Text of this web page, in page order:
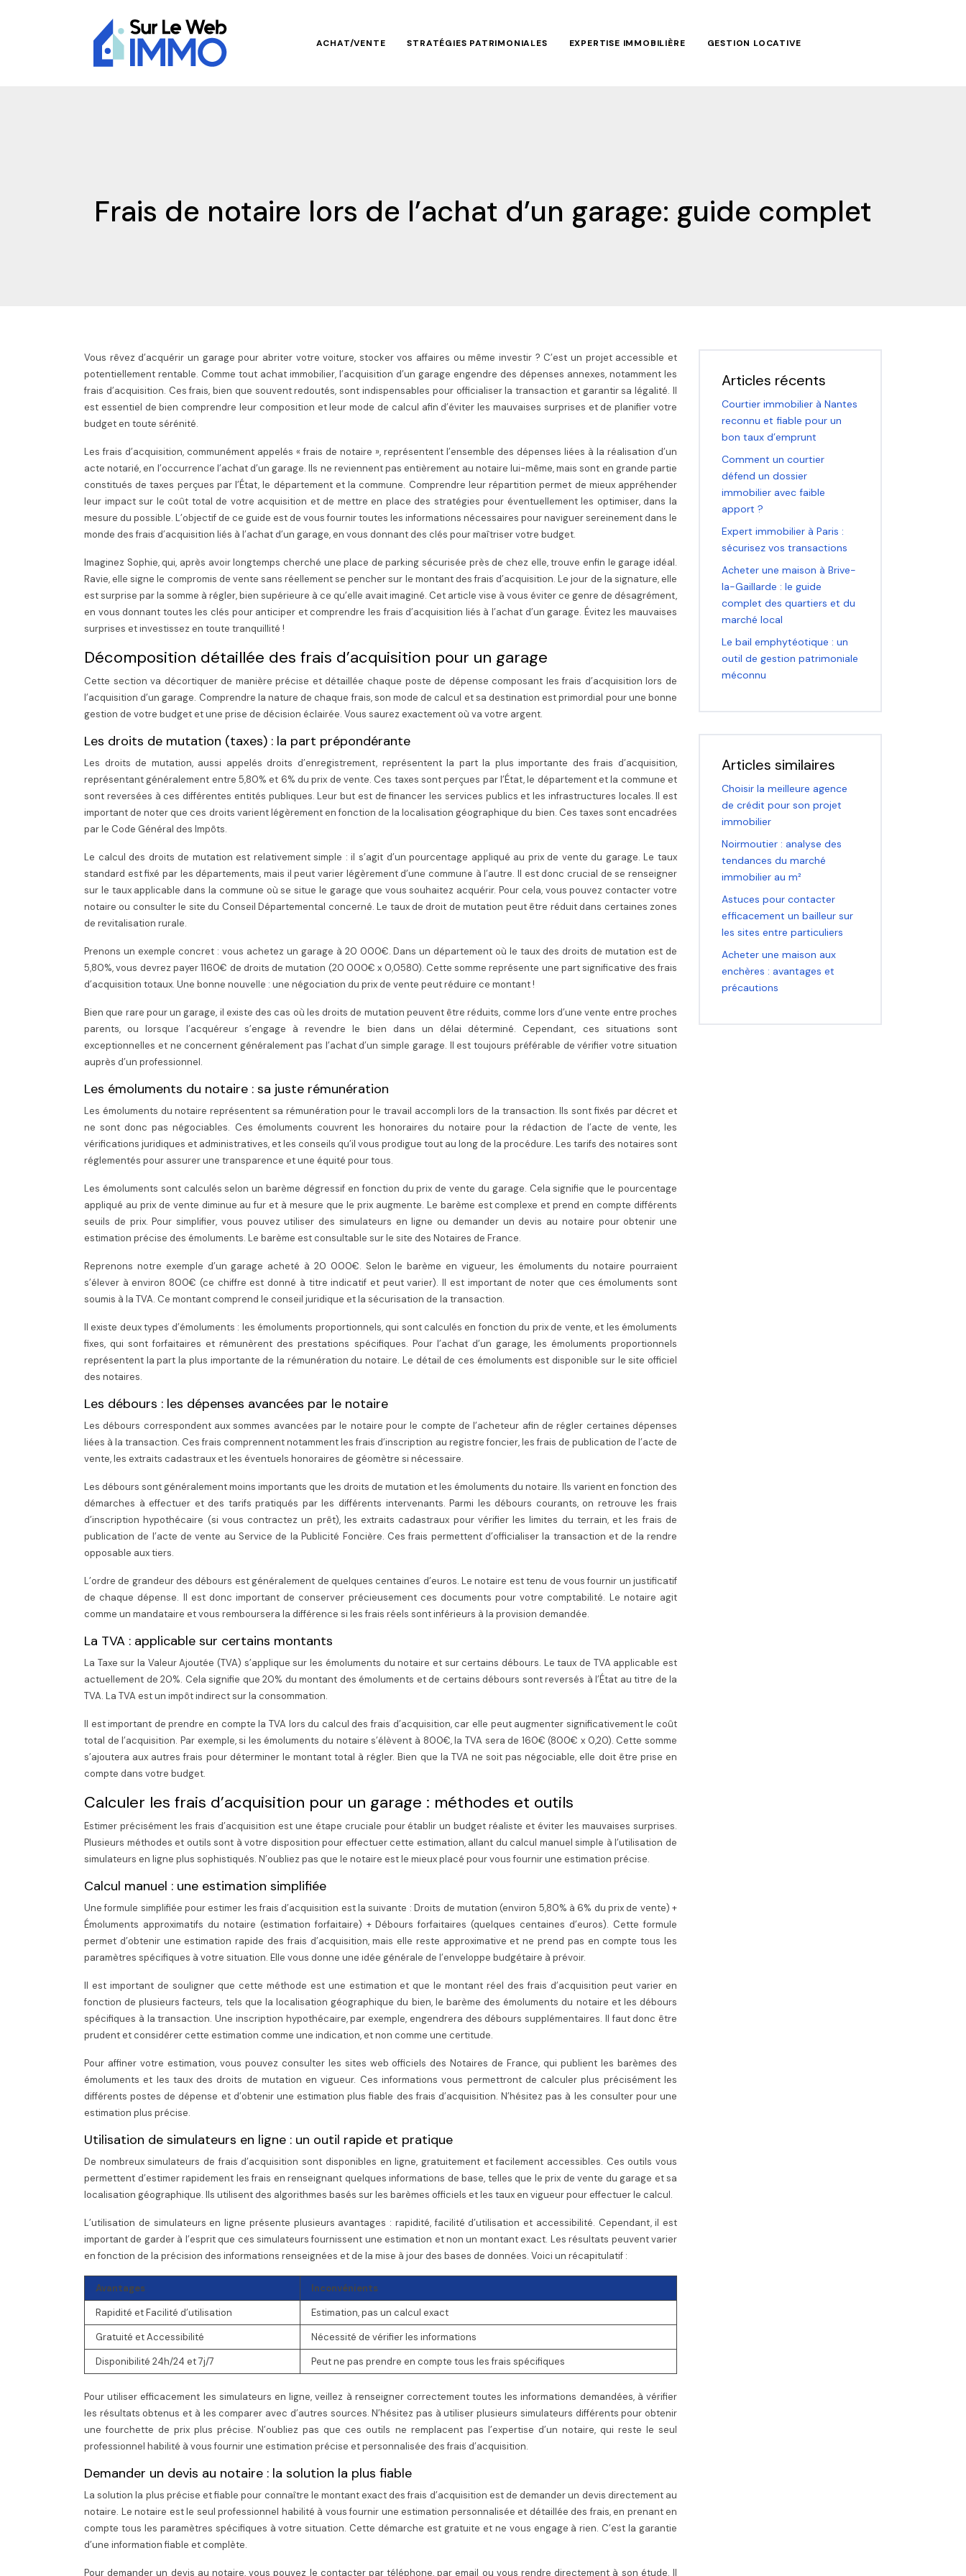
ACHAT/VENTE STRATÉGIES PATRIMONIALES EXPERTISE IMMOBILIÈRE GESTION LOCATIVE
Frais de notaire lors de l’achat d’un garage: guide complet
Vous rêvez d’acquérir un garage pour abriter votre voiture, stocker vos affaires ou même investir ? C’est un projet accessible et
potentiellement rentable. Comme tout achat immobilier, l’acquisition d’un garage engendre des dépenses annexes, notamment les
frais d’acquisition. Ces frais, bien que souvent redoutés, sont indispensables pour officialiser la transaction et garantir sa légalité. Il
est essentiel de bien comprendre leur composition et leur mode de calcul afin d’éviter les mauvaises surprises et de planifier votre
budget en toute sérénité.
Les frais d’acquisition, communément appelés « frais de notaire », représentent l’ensemble des dépenses liées à la réalisation d’un
acte notarié, en l’occurrence l’achat d’un garage. Ils ne reviennent pas entièrement au notaire lui-même, mais sont en grande partie
constitués de taxes perçues par l’État, le département et la commune. Comprendre leur répartition permet de mieux appréhender
leur impact sur le coût total de votre acquisition et de mettre en place des stratégies pour éventuellement les optimiser, dans la
mesure du possible. L’objectif de ce guide est de vous fournir toutes les informations nécessaires pour naviguer sereinement dans le
monde des frais d’acquisition liés à l’achat d’un garage, en vous donnant des clés pour maîtriser votre budget.
Imaginez Sophie, qui, après avoir longtemps cherché une place de parking sécurisée près de chez elle, trouve enfin le garage idéal.
Ravie, elle signe le compromis de vente sans réellement se pencher sur le montant des frais d’acquisition. Le jour de la signature, elle
est surprise par la somme à régler, bien supérieure à ce qu’elle avait imaginé. Cet article vise à vous éviter ce genre de désagrément,
en vous donnant toutes les clés pour anticiper et comprendre les frais d’acquisition liés à l’achat d’un garage. Évitez les mauvaises
surprises et investissez en toute tranquillité !
Décomposition détaillée des frais d’acquisition pour un garage
Cette section va décortiquer de manière précise et détaillée chaque poste de dépense composant les frais d’acquisition lors de
l’acquisition d’un garage. Comprendre la nature de chaque frais, son mode de calcul et sa destination est primordial pour une bonne
gestion de votre budget et une prise de décision éclairée. Vous saurez exactement où va votre argent.
Les droits de mutation (taxes) : la part prépondérante
Les droits de mutation, aussi appelés droits d’enregistrement, représentent la part la plus importante des frais d’acquisition,
représentant généralement entre 5,80% et 6% du prix de vente. Ces taxes sont perçues par l’État, le département et la commune et
sont reversées à ces différentes entités publiques. Leur but est de financer les services publics et les infrastructures locales. Il est
important de noter que ces droits varient légèrement en fonction de la localisation géographique du bien. Ces taxes sont encadrées
par le Code Général des Impôts.
Le calcul des droits de mutation est relativement simple : il s’agit d’un pourcentage appliqué au prix de vente du garage. Le taux
standard est fixé par les départements, mais il peut varier légèrement d’une commune à l’autre. Il est donc crucial de se renseigner
sur le taux applicable dans la commune où se situe le garage que vous souhaitez acquérir. Pour cela, vous pouvez contacter votre
notaire ou consulter le site du Conseil Départemental concerné. Le taux de droit de mutation peut être réduit dans certaines zones
de revitalisation rurale.
Prenons un exemple concret : vous achetez un garage à 20 000€. Dans un département où le taux des droits de mutation est de
5,80%, vous devrez payer 1160€ de droits de mutation (20 000€ x 0,0580). Cette somme représente une part significative des frais
d’acquisition totaux. Une bonne nouvelle : une négociation du prix de vente peut réduire ce montant !
Bien que rare pour un garage, il existe des cas où les droits de mutation peuvent être réduits, comme lors d’une vente entre proches
parents, ou lorsque l’acquéreur s’engage à revendre le bien dans un délai déterminé. Cependant, ces situations sont
exceptionnelles et ne concernent généralement pas l’achat d’un simple garage. Il est toujours préférable de vérifier votre situation
auprès d’un professionnel.
Les émoluments du notaire : sa juste rémunération
Les émoluments du notaire représentent sa rémunération pour le travail accompli lors de la transaction. Ils sont fixés par décret et
ne sont donc pas négociables. Ces émoluments couvrent les honoraires du notaire pour la rédaction de l’acte de vente, les
vérifications juridiques et administratives, et les conseils qu’il vous prodigue tout au long de la procédure. Les tarifs des notaires sont
réglementés pour assurer une transparence et une équité pour tous.
Les émoluments sont calculés selon un barème dégressif en fonction du prix de vente du garage. Cela signifie que le pourcentage
appliqué au prix de vente diminue au fur et à mesure que le prix augmente. Le barème est complexe et prend en compte différents
seuils de prix. Pour simplifier, vous pouvez utiliser des simulateurs en ligne ou demander un devis au notaire pour obtenir une
estimation précise des émoluments. Le barème est consultable sur le site des Notaires de France.
Reprenons notre exemple d’un garage acheté à 20 000€. Selon le barème en vigueur, les émoluments du notaire pourraient
s’élever à environ 800€ (ce chiffre est donné à titre indicatif et peut varier). Il est important de noter que ces émoluments sont
soumis à la TVA. Ce montant comprend le conseil juridique et la sécurisation de la transaction.
Il existe deux types d’émoluments : les émoluments proportionnels, qui sont calculés en fonction du prix de vente, et les émoluments
fixes, qui sont forfaitaires et rémunèrent des prestations spécifiques. Pour l’achat d’un garage, les émoluments proportionnels
représentent la part la plus importante de la rémunération du notaire. Le détail de ces émoluments est disponible sur le site officiel
des notaires.
Les débours : les dépenses avancées par le notaire
Les débours correspondent aux sommes avancées par le notaire pour le compte de l’acheteur afin de régler certaines dépenses
liées à la transaction. Ces frais comprennent notamment les frais d’inscription au registre foncier, les frais de publication de l’acte de
vente, les extraits cadastraux et les éventuels honoraires de géomètre si nécessaire.
Les débours sont généralement moins importants que les droits de mutation et les émoluments du notaire. Ils varient en fonction des
démarches à effectuer et des tarifs pratiqués par les différents intervenants. Parmi les débours courants, on retrouve les frais
d’inscription hypothécaire (si vous contractez un prêt), les extraits cadastraux pour vérifier les limites du terrain, et les frais de
publication de l’acte de vente au Service de la Publicité Foncière. Ces frais permettent d’officialiser la transaction et de la rendre
opposable aux tiers.
L’ordre de grandeur des débours est généralement de quelques centaines d’euros. Le notaire est tenu de vous fournir un justificatif
de chaque dépense. Il est donc important de conserver précieusement ces documents pour votre comptabilité. Le notaire agit
comme un mandataire et vous remboursera la différence si les frais réels sont inférieurs à la provision demandée.
La TVA : applicable sur certains montants
La Taxe sur la Valeur Ajoutée (TVA) s’applique sur les émoluments du notaire et sur certains débours. Le taux de TVA applicable est
actuellement de 20%. Cela signifie que 20% du montant des émoluments et de certains débours sont reversés à l’État au titre de la
TVA. La TVA est un impôt indirect sur la consommation.
Il est important de prendre en compte la TVA lors du calcul des frais d’acquisition, car elle peut augmenter significativement le coût
total de l’acquisition. Par exemple, si les émoluments du notaire s’élèvent à 800€, la TVA sera de 160€ (800€ x 0,20). Cette somme
s’ajoutera aux autres frais pour déterminer le montant total à régler. Bien que la TVA ne soit pas négociable, elle doit être prise en
compte dans votre budget.
Calculer les frais d’acquisition pour un garage : méthodes et outils
Estimer précisément les frais d’acquisition est une étape cruciale pour établir un budget réaliste et éviter les mauvaises surprises.
Plusieurs méthodes et outils sont à votre disposition pour effectuer cette estimation, allant du calcul manuel simple à l’utilisation de
simulateurs en ligne plus sophistiqués. N’oubliez pas que le notaire est le mieux placé pour vous fournir une estimation précise.
Calcul manuel : une estimation simplifiée
Une formule simplifiée pour estimer les frais d’acquisition est la suivante : Droits de mutation (environ 5,80% à 6% du prix de vente) +
Émoluments approximatifs du notaire (estimation forfaitaire) + Débours forfaitaires (quelques centaines d’euros). Cette formule
permet d’obtenir une estimation rapide des frais d’acquisition, mais elle reste approximative et ne prend pas en compte tous les
paramètres spécifiques à votre situation. Elle vous donne une idée générale de l’enveloppe budgétaire à prévoir.
Il est important de souligner que cette méthode est une estimation et que le montant réel des frais d’acquisition peut varier en
fonction de plusieurs facteurs, tels que la localisation géographique du bien, le barème des émoluments du notaire et les débours
spécifiques à la transaction. Une inscription hypothécaire, par exemple, engendrera des débours supplémentaires. Il faut donc être
prudent et considérer cette estimation comme une indication, et non comme une certitude.
Pour affiner votre estimation, vous pouvez consulter les sites web officiels des Notaires de France, qui publient les barèmes des
émoluments et les taux des droits de mutation en vigueur. Ces informations vous permettront de calculer plus précisément les
différents postes de dépense et d’obtenir une estimation plus fiable des frais d’acquisition. N’hésitez pas à les consulter pour une
estimation plus précise.
Utilisation de simulateurs en ligne : un outil rapide et pratique
De nombreux simulateurs de frais d’acquisition sont disponibles en ligne, gratuitement et facilement accessibles. Ces outils vous
permettent d’estimer rapidement les frais en renseignant quelques informations de base, telles que le prix de vente du garage et sa
localisation géographique. Ils utilisent des algorithmes basés sur les barèmes officiels et les taux en vigueur pour effectuer le calcul.
L’utilisation de simulateurs en ligne présente plusieurs avantages : rapidité, facilité d’utilisation et accessibilité. Cependant, il est
important de garder à l’esprit que ces simulateurs fournissent une estimation et non un montant exact. Les résultats peuvent varier
en fonction de la précision des informations renseignées et de la mise à jour des bases de données. Voici un récapitulatif :
Avantages
Inconvénients
Rapidité et Facilité d’utilisation
Estimation, pas un calcul exact
Gratuité et Accessibilité
Nécessité de vérifier les informations
Disponibilité 24h/24 et 7j/7
Peut ne pas prendre en compte tous les frais spécifiques
Pour utiliser efficacement les simulateurs en ligne, veillez à renseigner correctement toutes les informations demandées, à vérifier
les résultats obtenus et à les comparer avec d’autres sources. N’hésitez pas à utiliser plusieurs simulateurs différents pour obtenir
une fourchette de prix plus précise. N’oubliez pas que ces outils ne remplacent pas l’expertise d’un notaire, qui reste le seul
professionnel habilité à vous fournir une estimation précise et personnalisée des frais d’acquisition.
Demander un devis au notaire : la solution la plus fiable
La solution la plus précise et fiable pour connaître le montant exact des frais d’acquisition est de demander un devis directement au
notaire. Le notaire est le seul professionnel habilité à vous fournir une estimation personnalisée et détaillée des frais, en prenant en
compte tous les paramètres spécifiques à votre situation. Cette démarche est gratuite et ne vous engage à rien. C’est la garantie
d’une information fiable et complète.
Pour demander un devis au notaire, vous pouvez le contacter par téléphone, par email ou vous rendre directement à son étude. Il
Articles récents
Courtier immobilier à Nantes
reconnu et fiable pour un
bon taux d’emprunt
Comment un courtier
défend un dossier
immobilier avec faible
apport ?
Expert immobilier à Paris :
sécurisez vos transactions
Acheter une maison à Brive-
la-Gaillarde : le guide
complet des quartiers et du
marché local
Le bail emphytéotique : un
outil de gestion patrimoniale
méconnu
Articles similaires
Choisir la meilleure agence
de crédit pour son projet
immobilier
Noirmoutier : analyse des
tendances du marché
immobilier au m²
Astuces pour contacter
efficacement un bailleur sur
les sites entre particuliers
Acheter une maison aux
enchères : avantages et
précautions